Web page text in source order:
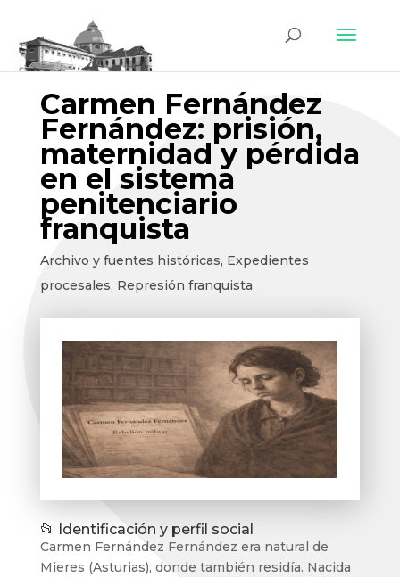
Carmen Fernández
Fernández: prisión,
maternidad y pérdida
en el sistema
penitenciario
franquista
Archivo y fuentes históricas, Expedientes
procesales, Represión franquista
📂 Identificación y perfil social
Carmen Fernández Fernández era natural de
Mieres (Asturias), donde también residía. Nacida